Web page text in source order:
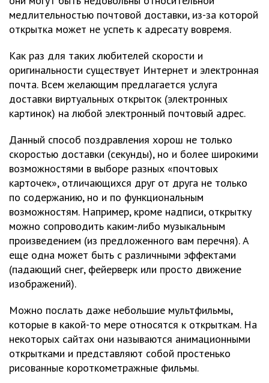
медлительностью почтовой доставки, из-за которой
открытка может не успеть к адресату вовремя.
Как раз для таких любителей скорости и
оригинальности существует Интернет и электронная
почта. Всем желающим предлагается услуга
доставки виртуальных открыток (электронных
картинок) на любой электронный почтовый адрес.
Данный способ поздравления хорош не только
скоростью доставки (секунды), но и более широкими
возможностями в выборе разных «почтовых
карточек», отличающихся друг от друга не только
по содержанию, но и по функциональным
возможностям. Например, кроме надписи, открытку
можно сопроводить каким-либо музыкальным
произведением (из предложенного вам перечня). А
еще одна может быть с различными эффектами
(падающий снег, фейерверк или просто движение
изображений).
Можно послать даже небольшие мультфильмы,
которые в какой-то мере относятся к открыткам. На
некоторых сайтах они называются анимационными
открытками и представляют собой простенько
рисованные короткометражные фильмы.